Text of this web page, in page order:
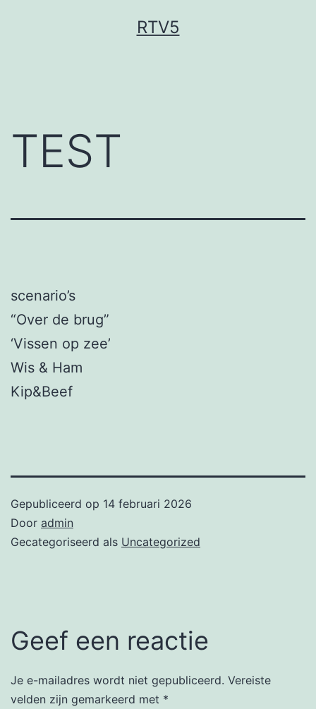
RTV5
TEST
scenario’s
“Over de brug”
‘Vissen op zee’
Wis & Ham
Kip&Beef
Gepubliceerd op 14 februari 2026
Door admin
Gecategoriseerd als Uncategorized
Geef een reactie
Je e-mailadres wordt niet gepubliceerd. Vereiste
velden zijn gemarkeerd met *